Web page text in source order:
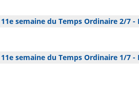
11e semaine du Temps Ordinaire 2/7 -
11e semaine du Temps Ordinaire 1/7 -